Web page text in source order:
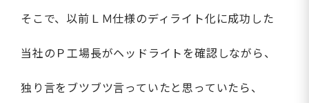
そこで、以前ＬＭ仕様のディライト化に成功した
当社のＰ工場長がヘッドライトを確認しながら、
独り言をブツブツ言っていたと思っていたら、